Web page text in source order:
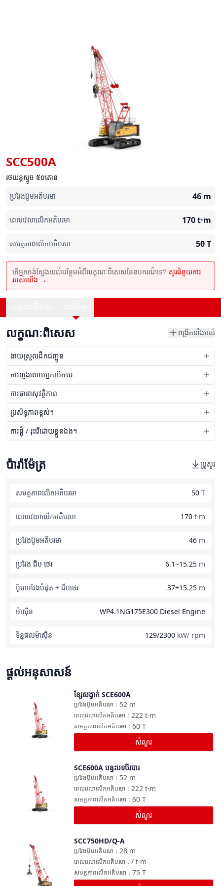
SCC500A
រថយន្តស្ទូច ៥០តោន
ប្រវែងប៊ូមអតិបរមា
46 m
ពេលវេលាលើកអតិបរមា 170t·m
សមត្ថភាពលើកអតិបរមា 50T
តើអ្នកចង់ស្វែងយល់បន្ថែមអំពីលក្ខណៈពិសេសនៃឧបករណ៍ទេ? សួរជំនួយការ
របស់យើង →
លក្ខណៈពិសេស ពង្រីកទាំងអស់
ងាយស្រួលដឹកជញ្ជូន
ការលួងលោមអ្នកបើកបរ
ការធានាសុវត្ថិភាព
ប្រសិទ្ធភាពខ្ពស់។
ការផ្គុំ / រុះរើដោយខ្លួនឯង។
ប៉ារ៉ាម៉ែត្រ ប្រូសួរ
សមត្ថភាពលើកអតិបរមា 50 T
ពេលវេលាលើកអតិបរមា 170 t·m
ប្រវែងប៊ូមអតិបរមា 46 m
ប្រវែង ជីប ថេរ 6.1~15.25 m
ប៊ូមមេវែងបំផុត + ជីបថេរ 37+15.25 m
ម៉ាស៊ីន WP4.1NG175E300 Diesel Engine
ទិន្នផលម៉ាស៊ីន 129/2300 kW/ rpm
ផ្តល់អនុសាសន៍
ខ្សែសង្វាក់ SCE600A
52 m
ប្រវែងប៊ូមអតិបរមា ：
222 t·m
ពេលវេលាលើកអតិបរមា ：
60 T
សមត្ថភាពលើកអតិបរមា ：
សំណួរ
SCE600A បន្ទះបទបីរបារ
52 m
ប្រវែងប៊ូមអតិបរមា ：
222 t·m
ពេលវេលាលើកអតិបរមា ：
60 T
សមត្ថភាពលើកអតិបរមា ：
សំណួរ
SCC750HD/Q-A
28 m
ប្រវែងប៊ូមអតិបរមា ：
/ t·m
ពេលវេលាលើកអតិបរមា ：
75 T
សមត្ថភាពលើកអតិបរមា ：